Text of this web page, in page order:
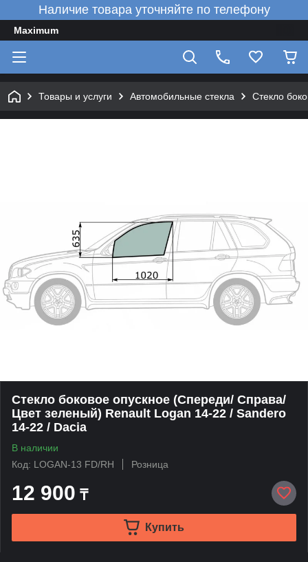
Наличие товара уточняйте по телефону
Maximum
Товары и услуги Автомобильные стекла Стекло
Стекло боковое опускное (Спереди/ Справа/
Цвет зеленый) Renault Logan 14-22 / Sandero
14-22 / Dacia
В наличии
Код: LOGAN-13 FD/RH
Розница
12 900 ₸
Купить